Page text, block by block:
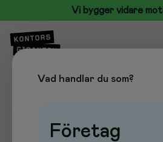
Vi bygger vidare mot
Vad handlar du som?
Företag